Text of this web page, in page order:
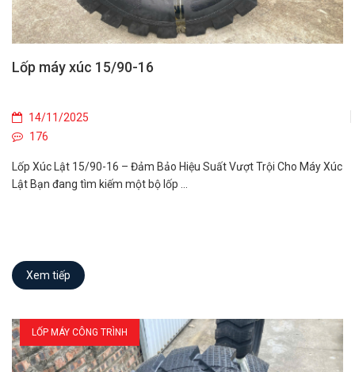
Lốp máy xúc 15/90-16
14/11/2025
176
Lốp Xúc Lật 15/90-16 – Đảm Bảo Hiệu Suất Vượt Trội Cho Máy Xúc
Lật Bạn đang tìm kiếm một bộ lốp ...
Xem tiếp
LỐP MÁY CÔNG TRÌNH